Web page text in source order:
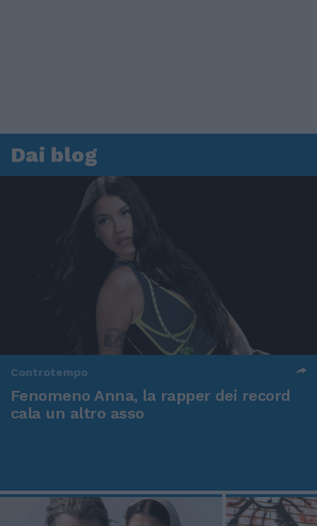
Dai blog
Controtempo
Fenomeno Anna, la rapper dei record
cala un altro asso